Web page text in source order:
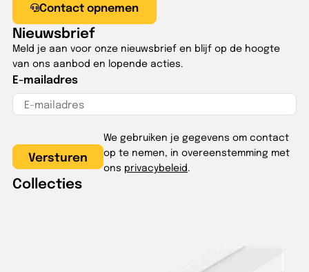
Contact opnemen
Nieuwsbrief
Meld je aan voor onze nieuwsbrief en blijf op de hoogte
van ons aanbod en lopende acties.
E-mailadres
We gebruiken je gegevens om contact
op te nemen, in overeenstemming met
ons privacybeleid.
Collecties